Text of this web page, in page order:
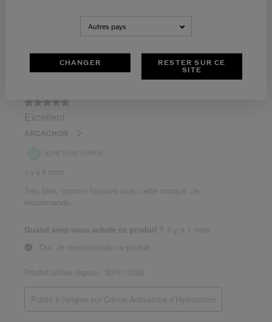
Autres pays
CHANGER
RESTER SUR CE
SITE